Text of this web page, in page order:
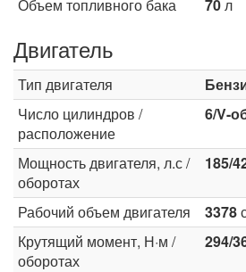
Объем топливного бака 70л
Двигатель
Тип двигателя
Число цилиндров /
расположение
6/V-
Мощность двигателя, л.с /
оборотах
185/
Рабочий объем двигателя 3378
Крутящий момент, Н·м /
оборотах
294/